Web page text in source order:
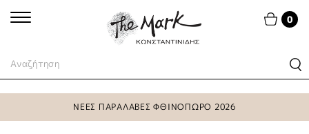
0
ΝΕΕΣ ΠΑΡΑΛΑΒΕΣ ΦΘΙΝΟΠΩΡΟ 2026